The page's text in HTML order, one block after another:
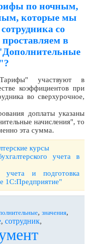
по ночным,
которые мы
со
в
участвуют в
коэффициентов при
во сверхурочное,
доплаты указаны
начисления", то
эта сумма.
курсы
учета в
учета и подготовка
1С:Предприятие"
, значения,
, сотрудник,